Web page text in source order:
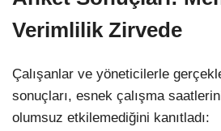
Verimlilik Zirvede
Çalışanlar ve yöneticilerle
sonuçları, esnek çalışma
olumsuz etkilemediğini kanıtladı: